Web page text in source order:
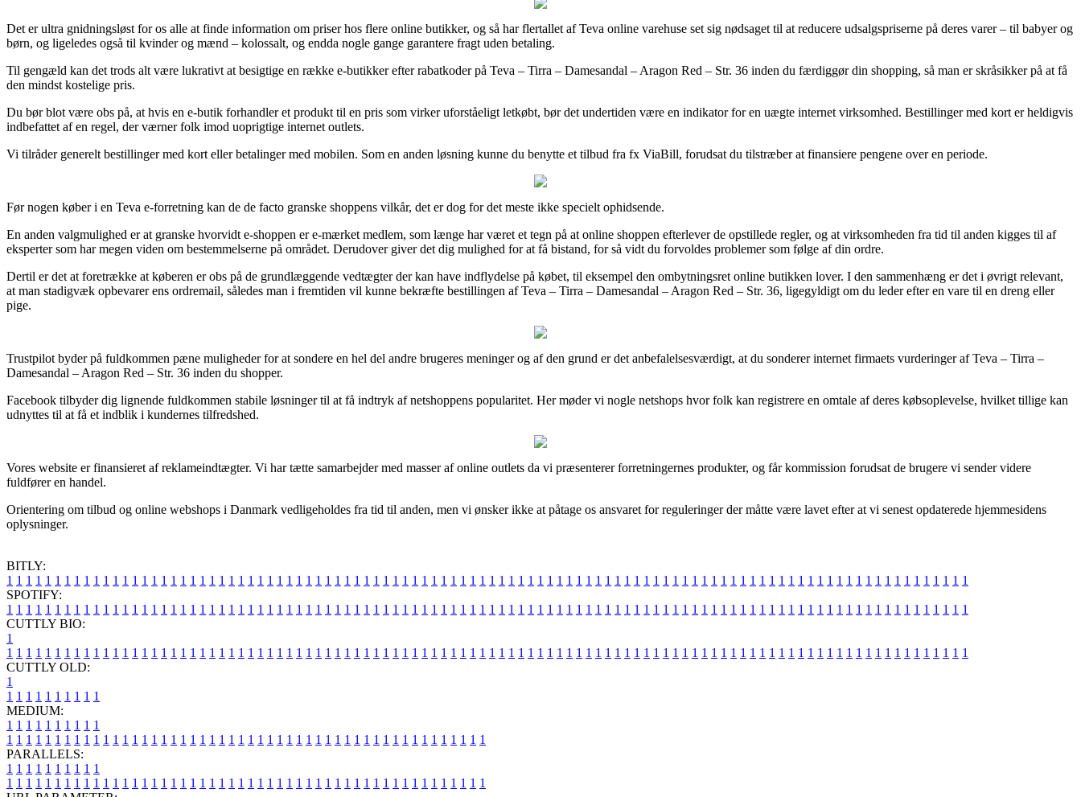
Det er ultra gnidningsløst for os alle at finde information om priser hos flere online butikker, og så har flertallet af Teva online varehuse set sig nødsaget til at reducere udsalgspriserne på deres varer – til babyer og
børn, og ligeledes også til kvinder og mænd – kolossalt, og endda nogle gange garantere fragt uden betaling.
Til gengæld kan det trods alt være lukrativt at besigtige en række e-butikker efter rabatkoder på Teva – Tirra – Damesandal – Aragon Red – Str. 36 inden du færdiggør din shopping, så man er skråsikker på at få
den mindst kostelige pris.
Du bør blot være obs på, at hvis en e-butik forhandler et produkt til en pris som virker uforståeligt letkøbt, bør det undertiden være en indikator for en uægte internet virksomhed. Bestillinger med kort er heldigvis
indbefattet af en regel, der værner folk imod uoprigtige internet outlets.
Vi tilråder generelt bestillinger med kort eller betalinger med mobilen. Som en anden løsning kunne du benytte et tilbud fra fx ViaBill, forudsat du tilstræber at finansiere pengene over en periode.
Før nogen køber i en Teva e-forretning kan de de facto granske shoppens vilkår, det er dog for det meste ikke specielt ophidsende.
En anden valgmulighed er at granske hvorvidt e-shoppen er e-mærket medlem, som længe har været et tegn på at online shoppen efterlever de opstillede regler, og at virksomheden fra tid til anden kigges til af
eksperter som har megen viden om bestemmelserne på området. Derudover giver det dig mulighed for at få bistand, for så vidt du forvoldes problemer som følge af din ordre.
Dertil er det at foretrække at køberen er obs på de grundlæggende vedtægter der kan have indflydelse på købet, til eksempel den ombytningsret online butikken lover. I den sammenhæng er det i øvrigt relevant,
at man stadigvæk opbevarer ens ordremail, således man i fremtiden vil kunne bekræfte bestillingen af Teva – Tirra – Damesandal – Aragon Red – Str. 36, ligegyldigt om du leder efter en vare til en dreng eller
pige.
Trustpilot byder på fuldkommen pæne muligheder for at sondere en hel del andre brugeres meninger og af den grund er det anbefalelsesværdigt, at du sonderer internet firmaets vurderinger af Teva – Tirra –
Damesandal – Aragon Red – Str. 36 inden du shopper.
Facebook tilbyder dig lignende fuldkommen stabile løsninger til at få indtryk af netshoppens popularitet. Her møder vi nogle netshops hvor folk kan registrere en omtale af deres købsoplevelse, hvilket tillige kan
udnyttes til at få et indblik i kundernes tilfredshed.
Vores website er finansieret af reklameindtægter. Vi har tætte samarbejder med masser af online outlets da vi præsenterer forretningernes produkter, og får kommission forudsat de brugere vi sender videre
fuldfører en handel.
Orientering om tilbud og online webshops i Danmark vedligeholdes fra tid til anden, men vi ønsker ikke at påtage os ansvaret for reguleringer der måtte være lavet efter at vi senest opdaterede hjemmesidens
oplysninger.
BITLY:
1 1 1 1 1 1 1 1 1 1 1 1 1 1 1 1 1 1 1 1 1 1 1 1 1 1 1 1 1 1 1 1 1 1 1 1 1 1 1 1 1 1 1 1 1 1 1 1 1 1 1 1 1 1 1 1 1 1 1 1 1 1 1 1 1 1 1 1 1 1 1 1 1 1 1 1 1 1 1 1 1 1 1 1 1 1 1 1 1 1 1 1 1 1 1 1 1 1 1 1
SPOTIFY:
1 1 1 1 1 1 1 1 1 1 1 1 1 1 1 1 1 1 1 1 1 1 1 1 1 1 1 1 1 1 1 1 1 1 1 1 1 1 1 1 1 1 1 1 1 1 1 1 1 1 1 1 1 1 1 1 1 1 1 1 1 1 1 1 1 1 1 1 1 1 1 1 1 1 1 1 1 1 1 1 1 1 1 1 1 1 1 1 1 1 1 1 1 1 1 1 1 1 1 1
CUTTLY BIO:
1
1 1 1 1 1 1 1 1 1 1 1 1 1 1 1 1 1 1 1 1 1 1 1 1 1 1 1 1 1 1 1 1 1 1 1 1 1 1 1 1 1 1 1 1 1 1 1 1 1 1 1 1 1 1 1 1 1 1 1 1 1 1 1 1 1 1 1 1 1 1 1 1 1 1 1 1 1 1 1 1 1 1 1 1 1 1 1 1 1 1 1 1 1 1 1 1 1 1 1 1
CUTTLY OLD:
1
1 1 1 1 1 1 1 1 1 1
MEDIUM:
1 1 1 1 1 1 1 1 1 1
1 1 1 1 1 1 1 1 1 1 1 1 1 1 1 1 1 1 1 1 1 1 1 1 1 1 1 1 1 1 1 1 1 1 1 1 1 1 1 1 1 1 1 1 1 1 1 1 1 1
PARALLELS:
1 1 1 1 1 1 1 1 1 1
1 1 1 1 1 1 1 1 1 1 1 1 1 1 1 1 1 1 1 1 1 1 1 1 1 1 1 1 1 1 1 1 1 1 1 1 1 1 1 1 1 1 1 1 1 1 1 1 1 1